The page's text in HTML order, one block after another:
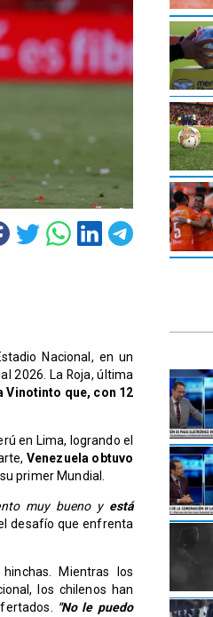
Nacional, en un
2026. La Roja, última
Vinotinto que, con 12
en Lima, logrando el
Venezuela obtuvo
primer Mundial.
muy bueno y está
desafío que enfrenta
Mientras los
los chilenos han
"No le puedo